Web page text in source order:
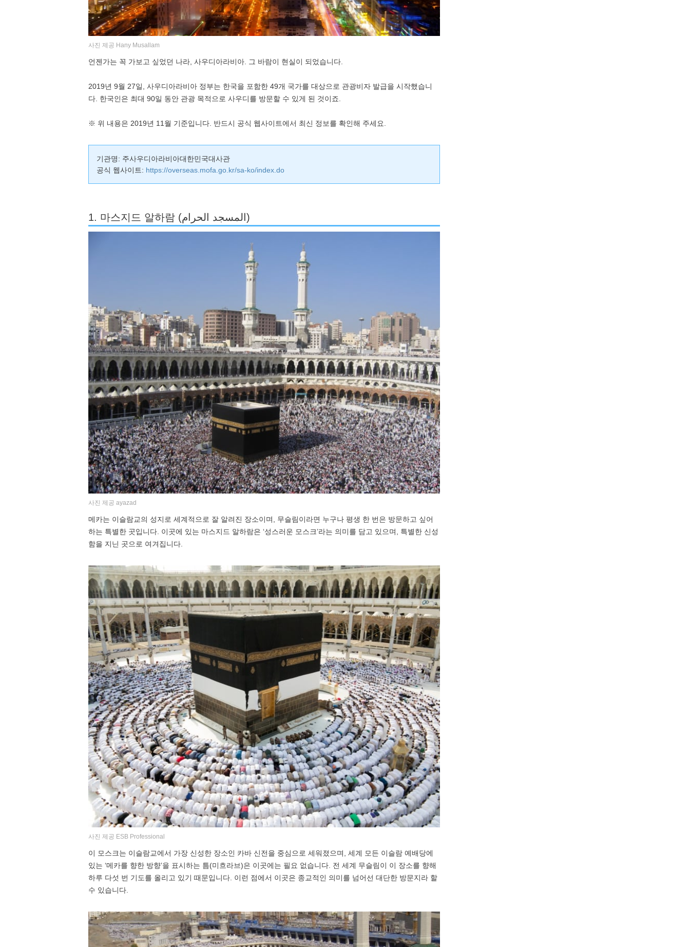
사진 제공 Hany Musallam
언젠가는 꼭 가보고 싶었던 나라, 사우디아라비아. 그 바람이 현실이 되었습니다.
2019년 9월 27일, 사우디아라비아 정부는 한국을 포함한 49개 국가를 대상으로 관광비자 발급을 시작했습니
다. 한국인은 최대 90일 동안 관광 목적으로 사우디를 방문할 수 있게 된 것이죠.
※ 위 내용은 2019년 11월 기준입니다. 반드시 공식 웹사이트에서 최신 정보를 확인해 주세요.
기관명: 주사우디아라비아대한민국대사관
공식 웹사이트: https://overseas.mofa.go.kr/sa-ko/index.do
1. 마스지드 알하람 (المسجد الحرام)
사진 제공 ayazad
메카는 이슬람교의 성지로 세계적으로 잘 알려진 장소이며, 무슬림이라면 누구나 평생 한 번은 방문하고 싶어
하는 특별한 곳입니다. 이곳에 있는 마스지드 알하람은 ‘성스러운 모스크’라는 의미를 담고 있으며, 특별한 신성
함을 지닌 곳으로 여겨집니다.
사진 제공 ESB Professional
이 모스크는 이슬람교에서 가장 신성한 장소인 카바 신전을 중심으로 세워졌으며, 세계 모든 이슬람 예배당에
있는 ‘메카를 향한 방향’을 표시하는 틈(미흐라브)은 이곳에는 필요 없습니다. 전 세계 무슬림이 이 장소를 향해
하루 다섯 번 기도를 올리고 있기 때문입니다. 이런 점에서 이곳은 종교적인 의미를 넘어선 대단한 방문지라 할
수 있습니다.